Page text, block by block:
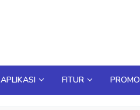
APLIKASI FITUR PROMO